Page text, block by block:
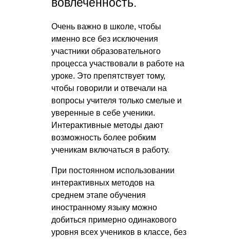
вовлеченность.
Очень важно в школе, чтобы
именно все без исключения
участники образовательного
процесса участвовали в работе на
уроке. Это препятствует тому,
чтобы говорили и отвечали на
вопросы учителя только смелые и
уверенные в себе ученики.
Интерактивные методы дают
возможность более робким
ученикам включаться в работу.
При постоянном использовании
интерактивных методов на
среднем этапе обучения
иностранному языку можно
добиться примерно одинакового
уровня всех учеников в классе, без